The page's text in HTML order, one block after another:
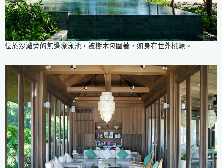
位於沙灘旁的無邊際泳池，被樹木包圍著，如身在世外桃源。